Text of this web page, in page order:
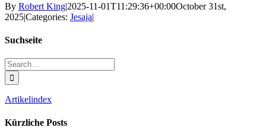
By Robert King|2025-11-01T11:29:36+00:00October 31st,
2025|Categories: Jesaja|
Suchseite
Search
for:
Artikelindex
Kürzliche Posts